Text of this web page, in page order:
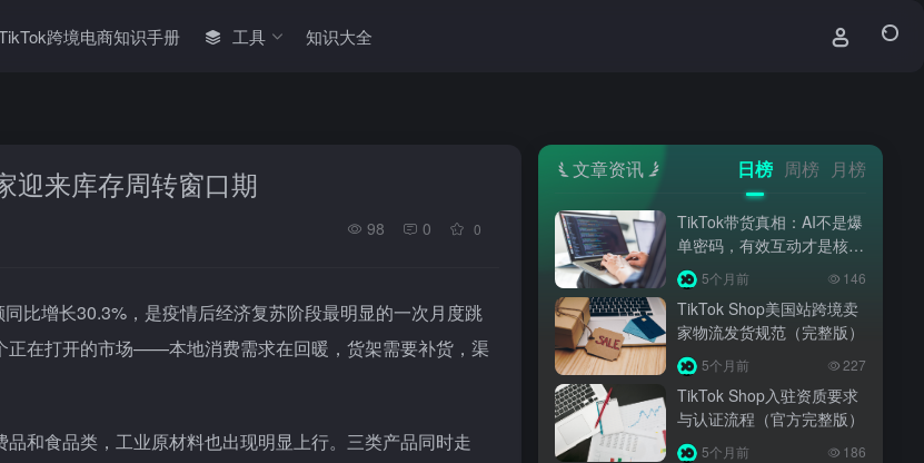
跨境电商知识手册 工具 知识大全
迎来库存周转窗口期
98 0 0
比增长30.3%，是疫情后经济复苏阶段最明显的一次月度跳
正在打开的市场——本地消费需求在回暖，货架需要补货，渠
和食品类，工业原材料也出现明显上行。三类产品同时走
文章资讯 日榜 周榜 月榜
TikTok带货真相：AI不是爆
单密码，有效互动才是核心
算法5个月前 146
TikTok Shop美国站跨境卖
家物流发货规范（完整版）
5个月前 227
TikTok Shop入驻资质要求
与认证流程（官方完整版）
5个月前 186